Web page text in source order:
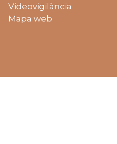
Videovigilància
Mapa web